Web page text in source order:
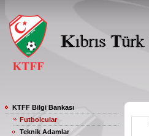
KTFF Bilgi Bankası
Futbolcular
Teknik Adamlar